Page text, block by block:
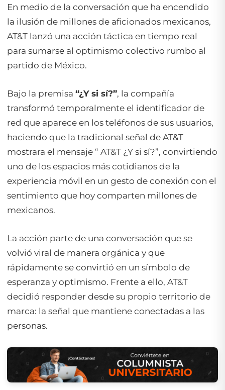
En medio de la conversación que ha encendido
la ilusión de millones de aficionados mexicanos,
AT&T lanzó una acción táctica en tiempo real
para sumarse al optimismo colectivo rumbo al
partido de México.
Bajo la premisa “¿Y si sí?”, la compañía
transformó temporalmente el identificador de
red que aparece en los teléfonos de sus usuarios,
haciendo que la tradicional señal de AT&T
mostrara el mensaje “ AT&T ¿Y si sí?”, convirtiendo
uno de los espacios más cotidianos de la
experiencia móvil en un gesto de conexión con el
sentimiento que hoy comparten millones de
mexicanos.
La acción parte de una conversación que se
volvió viral de manera orgánica y que
rápidamente se convirtió en un símbolo de
esperanza y optimismo. Frente a ello, AT&T
decidió responder desde su propio territorio de
marca: la señal que mantiene conectadas a las
personas.